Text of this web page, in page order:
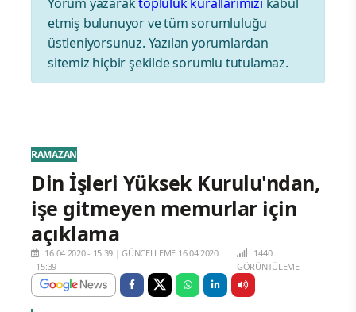
etmiş bulunuyor ve tüm sorumluluğu
üstleniyorsunuz. Yazılan yorumlardan
sitemiz hiçbir şekilde sorumlu tutulamaz.
RAMAZAN
Din İşleri Yüksek Kurulu'ndan,
işe gitmeyen memurlar için
açıklama
16.04.2020 - 15:39 |GÜNCELLEME:16.04.2020
- 15:39
1440
GÖRÜNTÜLEME